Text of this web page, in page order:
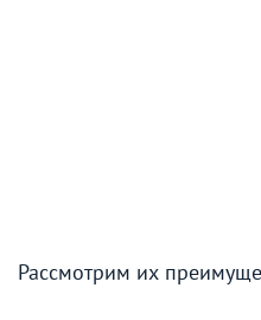
Рассмотрим их